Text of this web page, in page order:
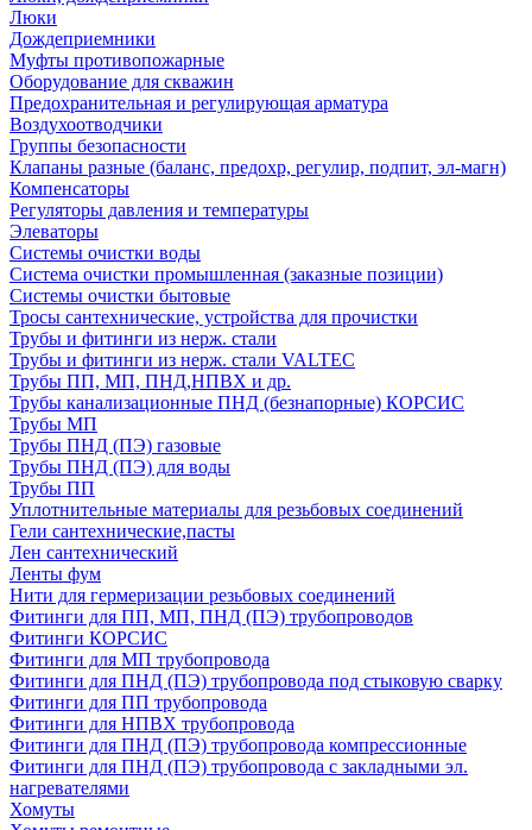
Люки
Дождеприемники
Муфты противопожарные
Оборудование для скважин
Предохранительная и регулирующая арматура
Воздухоотводчики
Группы безопасности
Клапаны разные (баланс, предохр, регулир, подпит, эл-магн)
Компенсаторы
Регуляторы давления и температуры
Элеваторы
Системы очистки воды
Система очистки промышленная (заказные позиции)
Системы очистки бытовые
Тросы сантехнические, устройства для прочистки
Трубы и фитинги из нерж. стали
Трубы и фитинги из нерж. стали VALTEC
Трубы ПП, МП, ПНД,НПВХ и др.
Трубы канализационные ПНД (безнапорные) КОРСИС
Трубы МП
Трубы ПНД (ПЭ) газовые
Трубы ПНД (ПЭ) для воды
Трубы ПП
Уплотнительные материалы для резьбовых соединений
Гели сантехнические,пасты
Лен сантехнический
Ленты фум
Нити для гермеризации резьбовых соединений
Фитинги для ПП, МП, ПНД (ПЭ) трубопроводов
Фитинги КОРСИС
Фитинги для МП трубопровода
Фитинги для ПНД (ПЭ) трубопровода под стыковую сварку
Фитинги для ПП трубопровода
Фитинги для НПВХ трубопровода
Фитинги для ПНД (ПЭ) трубопровода компрессионные
Фитинги для ПНД (ПЭ) трубопровода с закладными эл.
нагревателями
Хомуты